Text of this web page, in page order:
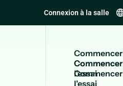
Connexion à la salle
Commencer
Commencer
l'essai